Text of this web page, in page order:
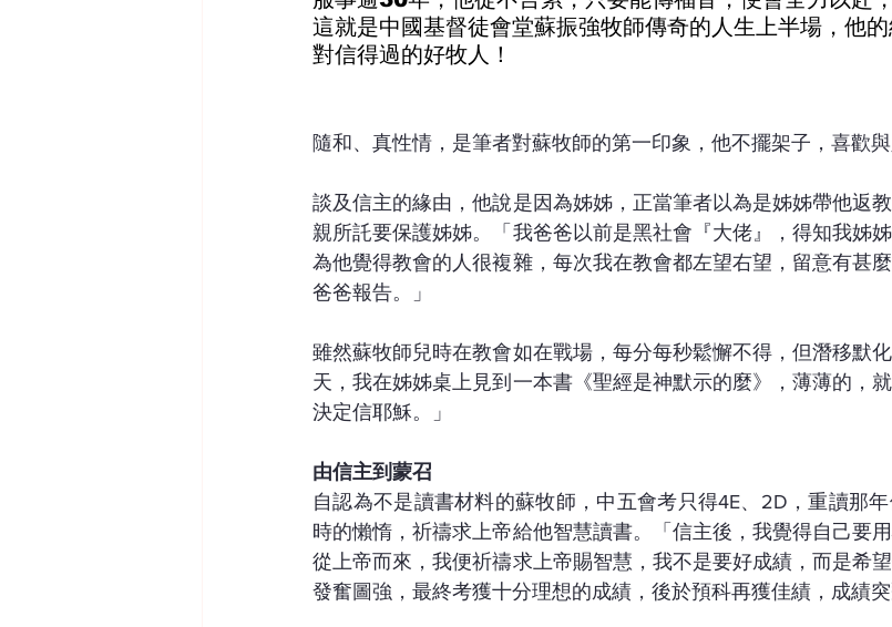
這就是中國基督徒會堂蘇振強牧師傳奇的人生上半場，他
對信得過的好牧人！
隨和、真性情，是筆者對蘇牧師的第一印象，他不擺架子，喜歡與
談及信主的緣由，他說是因為姊姊，正當筆者以為是姊姊帶他返
親所託要保護姊姊。「我爸爸以前是黑社會『大佬』，得知我姊
為他覺得教會的人很複雜，每次我在教會都左望右望，留意有甚
爸爸報告。」
雖然蘇牧師兒時在教會如在戰場，每分每秒鬆懈不得，但潛移默
天，我在姊姊桌上見到一本書《聖經是神默示的麼》，薄薄的，
決定信耶穌。」
由信主到蒙召
自認為不是讀書材料的蘇牧師，中五會考只得4E、2D，重讀那
時的懶惰，祈禱求上帝給他智慧讀書。「信主後，我覺得自己要
從上帝而來，我便祈禱求上帝賜智慧，我不是要好成績，而是希
發奮圖強，最終考獲十分理想的成績，後於預科再獲佳績，成績突